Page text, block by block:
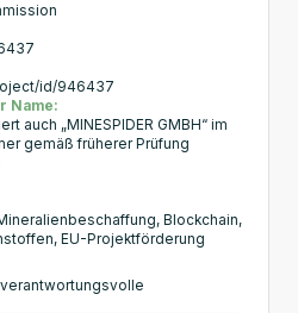
id/946437
Name:
auch „MINESPIDER GMBH“ im
gemäß früherer Prüfung
Blockchain,
EU-Projektförderung